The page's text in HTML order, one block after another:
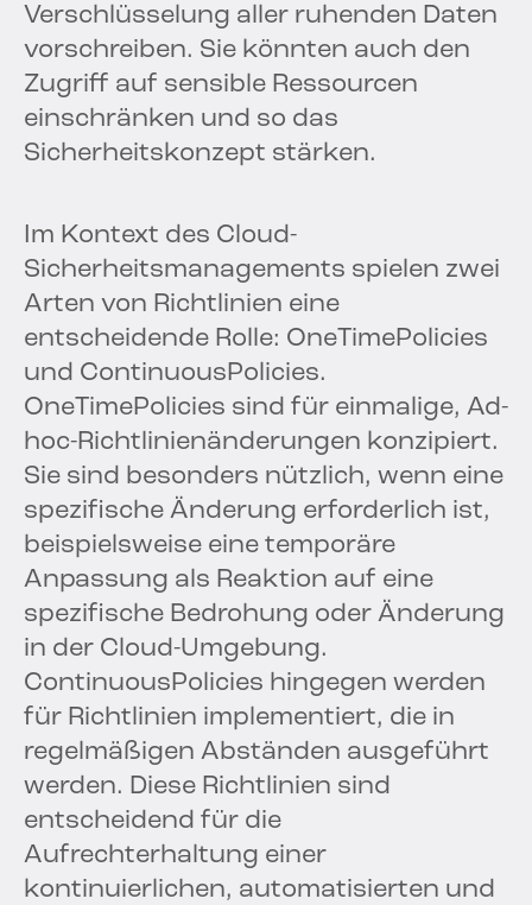
Verschlüsselung aller ruhenden Daten
vorschreiben. Sie könnten auch den
Zugriff auf sensible Ressourcen
einschränken und so das
Sicherheitskonzept stärken.
Im Kontext des Cloud-
Sicherheitsmanagements spielen zwei
Arten von Richtlinien eine
entscheidende Rolle: OneTimePolicies
und ContinuousPolicies.
OneTimePolicies sind für einmalige, Ad-
hoc-Richtlinienänderungen konzipiert.
Sie sind besonders nützlich, wenn eine
spezifische Änderung erforderlich ist,
beispielsweise eine temporäre
Anpassung als Reaktion auf eine
spezifische Bedrohung oder Änderung
in der Cloud-Umgebung.
ContinuousPolicies hingegen werden
für Richtlinien implementiert, die in
regelmäßigen Abständen ausgeführt
werden. Diese Richtlinien sind
entscheidend für die
Aufrechterhaltung einer
kontinuierlichen, automatisierten und